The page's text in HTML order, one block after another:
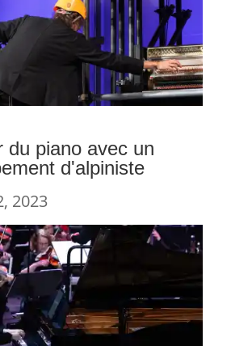
du piano avec un
d'alpiniste
2023